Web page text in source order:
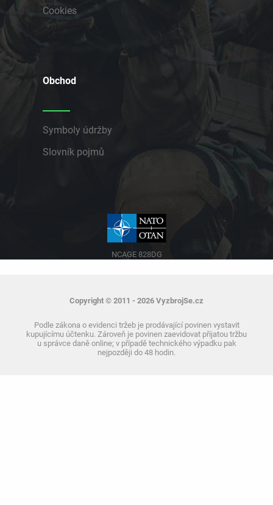
Cookies
Obchod
Symboly údržby
Slovník pojmů
NCAGE 828DG
Copyright © 2011 - 2026 VyzbrojSe.cz
Podle zákona o evidenci tržeb je prodávající povinen vystavit
kupujícímu účtenku. Zároveň je povinen zaevidovat přijatou tržbu
u správce daně online; v případě technického výpadku pak
nejpozději do 48 hodin.